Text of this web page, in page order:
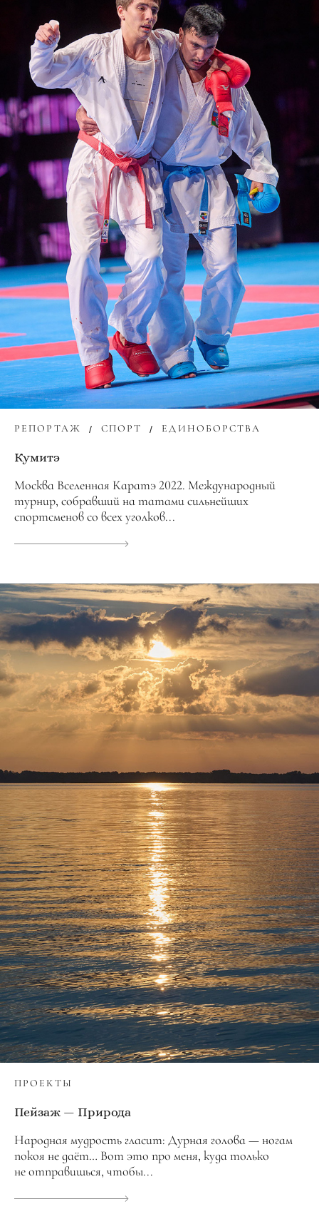
РЕПОРТАЖ СПОРТ ЕДИНОБОРСТВА
Кумитэ
Москва Вселенная Каратэ 2022. Международный
турнир, собравший на татами сильнейших
спортсменов со всех уголков...
ПРОЕКТЫ
Пейзаж — Природа
Народная мудрость гласит: Дурная голова — ногам
покоя не даёт… Вот это про меня, куда только
не отправишься, чтобы...